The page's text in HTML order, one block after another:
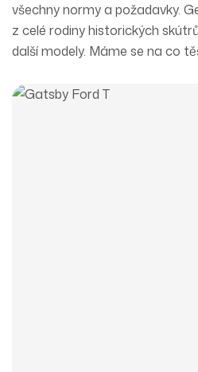
všechny normy a požadavky.
z celé rodiny historických
další modely. Máme se na co